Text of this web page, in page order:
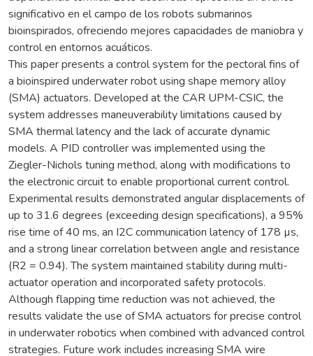
significativo en el campo de los robots submarinos
bioinspirados, ofreciendo mejores capacidades de maniobra y
control en entornos acuáticos.
This paper presents a control system for the pectoral fins of
a bioinspired underwater robot using shape memory alloy
(SMA) actuators. Developed at the CAR UPM-CSIC, the
system addresses maneuverability limitations caused by
SMA thermal latency and the lack of accurate dynamic
models. A PID controller was implemented using the
Ziegler-Nichols tuning method, along with modifications to
the electronic circuit to enable proportional current control.
Experimental results demonstrated angular displacements of
up to 31.6 degrees (exceeding design specifications), a 95%
rise time of 40 ms, an I2C communication latency of 178 µs,
and a strong linear correlation between angle and resistance
(R2 = 0.94). The system maintained stability during multi-
actuator operation and incorporated safety protocols.
Although flapping time reduction was not achieved, the
results validate the use of SMA actuators for precise control
in underwater robotics when combined with advanced control
strategies. Future work includes increasing SMA wire